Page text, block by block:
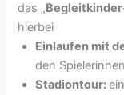
das „
hierbei
Einlaufen mit
den
Stadiontour: